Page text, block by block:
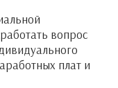
вопрос
плат и